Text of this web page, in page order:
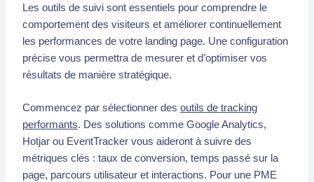
Les outils de suivi sont essentiels pour comprendre le
comportement des visiteurs et améliorer continuellement
les performances de votre landing page. Une configuration
précise vous permettra de mesurer et d’optimiser vos
résultats de manière stratégique.
Commencez par sélectionner des outils de tracking
performants. Des solutions comme Google Analytics,
Hotjar ou EventTracker vous aideront à suivre des
métriques clés : taux de conversion, temps passé sur la
page, parcours utilisateur et interactions. Pour une PME